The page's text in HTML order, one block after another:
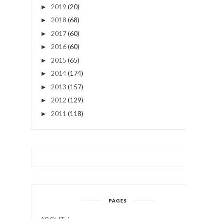
► 2019 (20)
► 2018 (68)
► 2017(60)
► 2016(60)
► 2015 (65)
► 2014(174)
► 2013 (157)
► 2012 (129)
► 2011 (118)
PAGES